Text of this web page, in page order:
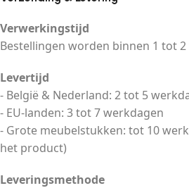
Verwerkingstijd
Bestellingen worden binnen 1 tot
Levertijd
- België & Nederland: 2 tot 5
- EU-landen: 3 tot 7 werkdagen
- Grote meubelstukken: tot 10
het product)
Leveringsmethode